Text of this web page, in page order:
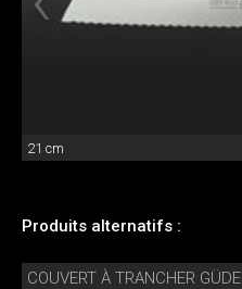
21 cm
Produits alternatifs :
COUVERT À TRANCHER GÜDE